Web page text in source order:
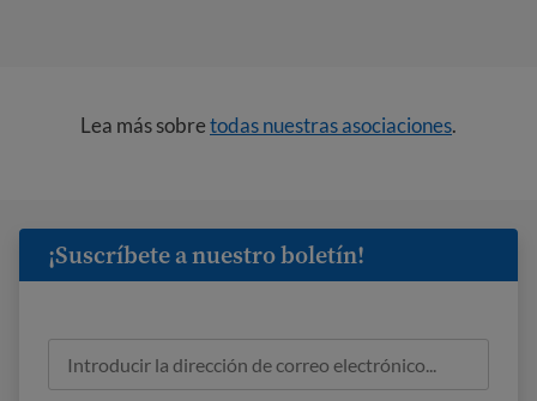
Lea más sobretodas nuestras asociaciones.
¡Suscríbete a nuestro boletín!